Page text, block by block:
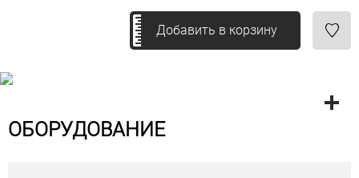
Добавить в корзину
ОБОРУДОВАНИЕ